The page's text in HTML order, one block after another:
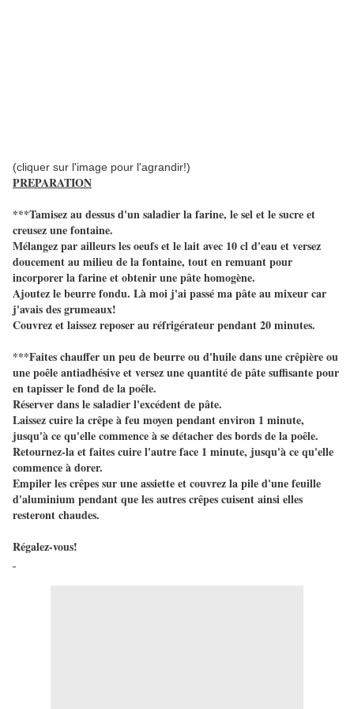
(cliquer sur l'image pour l'agrandir!)
PREPARATION
***Tamisez au dessus d'un saladier la farine, le sel et le sucre et
creusez une fontaine.
Mélangez par ailleurs les oeufs et le lait avec 10 cl d'eau et versez
doucement au milieu de la fontaine, tout en remuant pour
incorporer la farine et obtenir une pâte homogène.
Ajoutez le beurre fondu. Là moi j'ai passé ma pâte au mixeur car
j'avais des grumeaux!
Couvrez et laissez reposer au réfrigérateur pendant 20 minutes.
***Faites chauffer un peu de beurre ou d'huile dans une crêpière ou
une poêle antiadhésive et versez une quantité de pâte suffisante pour
en tapisser le fond de la poêle.
Réserver dans le saladier l'excédent de pâte.
Laissez cuire la crêpe à feu moyen pendant environ 1 minute,
jusqu'à ce qu'elle commence à se détacher des bords de la poêle.
Retournez-la et faites cuire l'autre face 1 minute, jusqu'à ce qu'elle
commence à dorer.
Empiler les crêpes sur une assiette et couvrez la pile d'une feuille
d'aluminium pendant que les autres crêpes cuisent ainsi elles
resteront chaudes.
Régalez-vous!